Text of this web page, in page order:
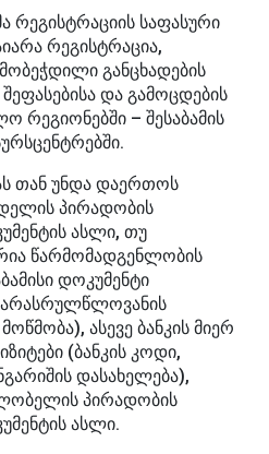
რეგისტრაციის საფასური
რეგისტრაცია,
განცხადების
და გამოცდების
რეგიონებში – შესაბამის
თან უნდა დაერთოს
პირადობის
ასლი, თუ
წარმომადგენლობის
დოკუმენტი
ასევე ბანკის მიერ
(ბანკის კოდი,
დასახელება),
პირადობის
ასლი.